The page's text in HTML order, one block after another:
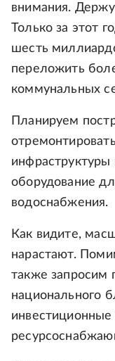
внимания.
Только за этот
шесть
переложить
коммунальных
Планируем
инфраструктуры
оборудование
водоснабжения.
Как видите,
нарастают.
также запросим
национального